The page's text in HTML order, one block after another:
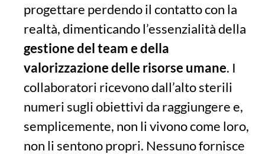
progettare perdendo il contatto con la
realtà, dimenticando l’essenzialità della
gestione delteam e della
valorizzazione delle risorse umane. I
collaboratori ricevono dall’alto sterili
numeri sugli obiettivi da raggiungere e,
semplicemente, non li vivono come loro,
non li sentono propri. Nessuno fornisce